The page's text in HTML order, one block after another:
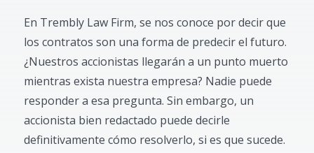
En Trembly Law Firm, se nos conoce por decir que
los contratos son una forma de predecir el futuro.
¿Nuestros accionistas llegarán a un punto muerto
mientras exista nuestra empresa? Nadie puede
responder a esa pregunta. Sin embargo, un
accionista bien redactado puede decirle
definitivamente cómo resolverlo, si es que sucede.